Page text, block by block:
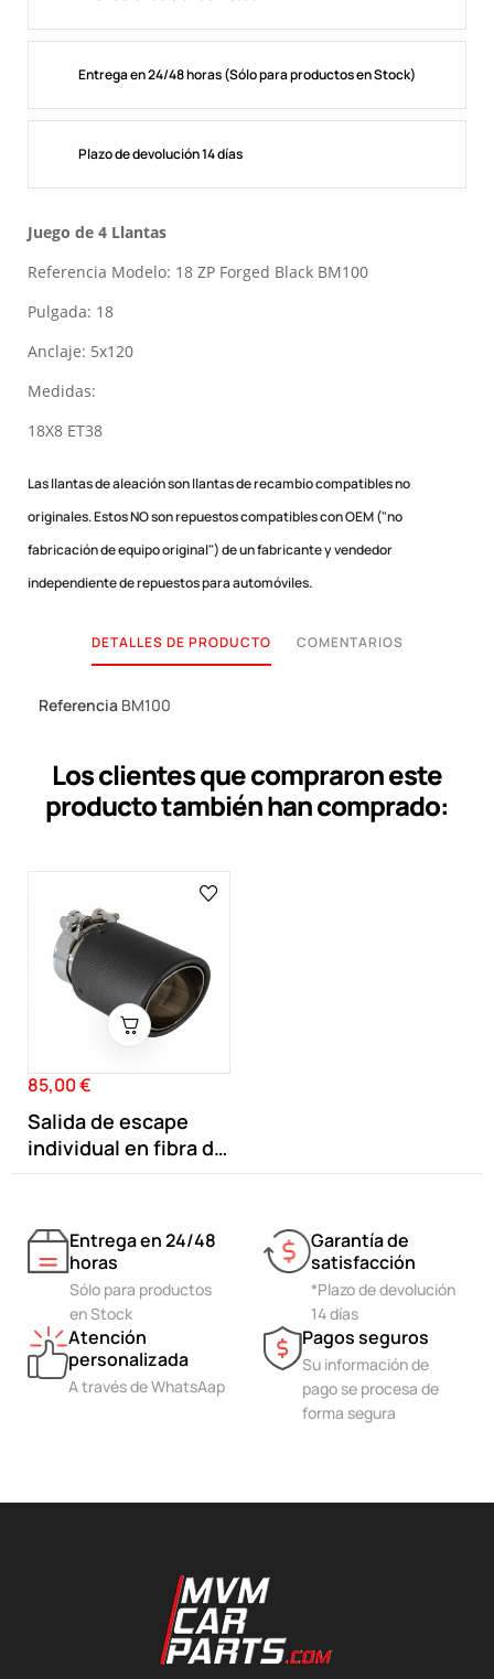
Entrega en 24/48 horas (Sólo para productos en Stock)
Plazo de devolución 14 días
Juego de 4 Llantas
Referencia Modelo: 18 ZP Forged Black BM100
Pulgada: 18
Anclaje: 5x120
Medidas:
18X8 ET38
Las llantas de aleación son llantas de recambio compatibles no
originales.Estos NO son repuestos compatibles con OEM ("no
fabricación de equipo original") de un fabricante y vendedor
independiente de repuestos para automóviles.
DETALLES DE PRODUCTO COMENTARIOS
Referencia BM100
Los clientes que compraron este
producto también han comprado:
Precio
85,00 €
Salida de escape
individual en fibra de
carbono...
Entrega en 24/48
horas
Sólo para productos
en Stock
Garantía de
satisfacción
*Plazo de devolución
14 días
Atención
personalizada
A través de WhatsAap
Pagos seguros
Su información de
pago se procesa de
forma segura